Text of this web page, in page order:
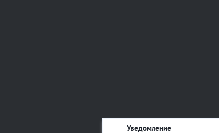
Уведомление